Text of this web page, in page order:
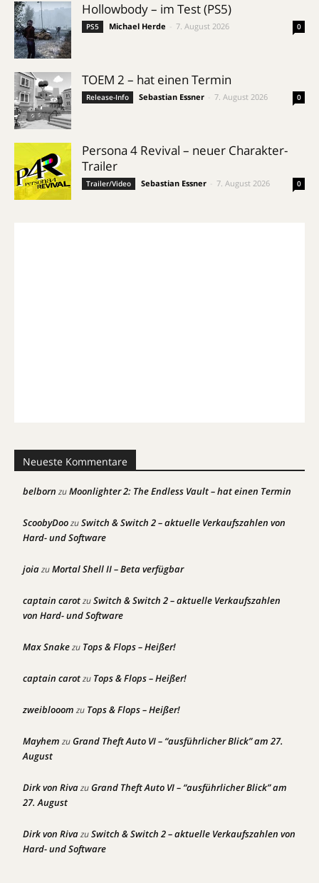
Hollowbody – im Test (PS5)
PS5 Michael Herde 7. August 2026 0
TOEM 2 – hat einen Termin
Release-Info Sebastian Essner 7. August 2026 0
Persona 4 Revival – neuer Charakter-
Trailer
Trailer/Video Sebastian Essner 7. August 2026 0
Neueste Kommentare
belborn zuMoonlighter 2: The Endless Vault – hat einen Termin
ScoobyDoozuSwitch & Switch 2 – aktuelle Verkaufszahlen von
Hard- und Software
joiazuMortal Shell II – Beta verfügbar
captain carotzuSwitch & Switch 2 – aktuelle Verkaufszahlen
von Hard- und Software
Max Snakezu Tops & Flops – Heißer!
captain carotzu Tops & Flops – Heißer!
zweiblooom zu Tops & Flops – Heißer!
Mayhem zuGrand Theft Auto VI – “ausführlicher Blick” am 27.
August
Dirk von RivazuGrand Theft Auto VI – “ausführlicher Blick” am
27. August
Dirk von RivazuSwitch & Switch 2 – aktuelle Verkaufszahlen von
Hard- und Software